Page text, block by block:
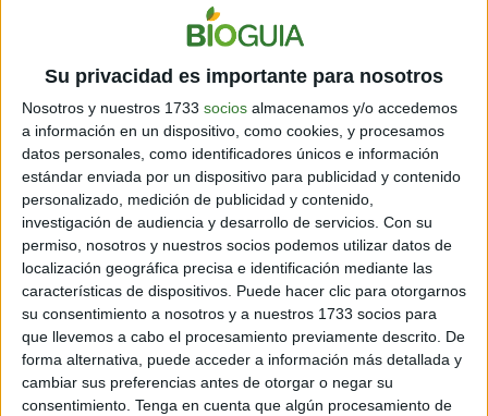
Su privacidad es importante para nosotros
Nosotros y nuestros 1733 socios almacenamos y/o accedemos
a información en un dispositivo, como cookies, y procesamos
datos personales, como identificadores únicos e información
estándar enviada por un dispositivo para publicidad y contenido
personalizado, medición de publicidad y contenido,
investigación de audiencia y desarrollo de servicios. Con su
permiso, nosotros y nuestros socios podemos utilizar datos de
localización geográfica precisa e identificación mediante las
características de dispositivos. Puede hacer clic para otorgarnos
su consentimiento a nosotros y a nuestros 1733 socios para
que llevemos a cabo el procesamiento previamente descrito. De
forma alternativa, puede acceder a información más detallada y
cambiar sus preferencias antes de otorgar o negar su
consentimiento. Tenga en cuenta que algún procesamiento de
Aunque es el signo opuesto a Leo, Acuario puede
beneficiarse de la claridad y el enfoque que trae la
temporada para sus relaciones y alianzas. Además, su
energía innovadora complementa el brillo leonino.